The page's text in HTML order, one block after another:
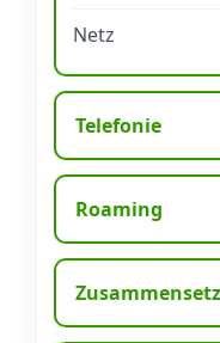
Netz
Telefonie
Roaming